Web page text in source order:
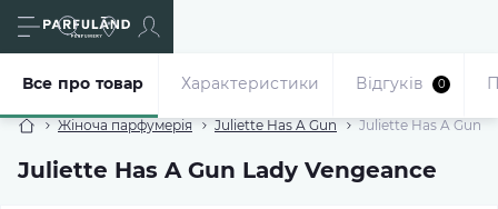
Жіноча парфумерія Juliette Has A Gun Juliette Has A Gun
Juliette Has A Gun Lady Vengeance
Все про товар Характеристики Відгуків 0